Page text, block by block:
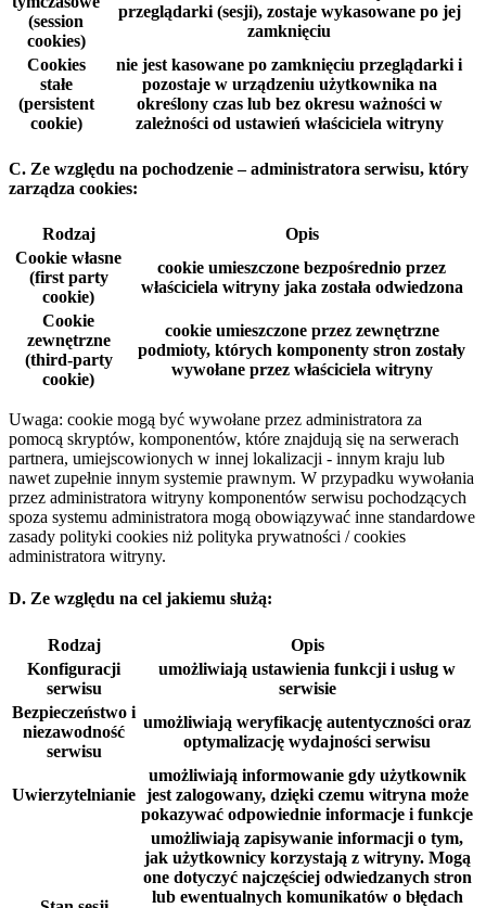
(session
cookies)
przeglądarki (sesji), zostaje wykasowane po jej
zamknięciu
Cookies
stałe
(persistent
cookie)
nie jest kasowane po zamknięciu przeglądarki i
pozostaje w urządzeniu użytkownika na
określony czas lub bez okresu ważności w
zależności od ustawień właściciela witryny
C. Ze względu na pochodzenie – administratora serwisu, który
zarządza cookies:
Rodzaj
Opis
Cookie własne
(first party
cookie)
cookie umieszczone bezpośrednio przez
właściciela witryny jaka została odwiedzona
Cookie
zewnętrzne
(third-party
cookie)
cookie umieszczone przez zewnętrzne
podmioty, których komponenty stron zostały
wywołane przez właściciela witryny
Uwaga: cookie mogą być wywołane przez administratora za
pomocą skryptów, komponentów, które znajdują się na serwerach
partnera, umiejscowionych w innej lokalizacji - innym kraju lub
nawet zupełnie innym systemie prawnym. W przypadku wywołania
przez administratora witryny komponentów serwisu pochodzących
spoza systemu administratora mogą obowiązywać inne standardowe
zasady polityki cookies niż polityka prywatności / cookies
administratora witryny.
D. Ze względu na cel jakiemu służą:
Rodzaj
Opis
Konfiguracji
serwisu
umożliwiają ustawienia funkcji i usług w
serwisie
Bezpieczeństwo i
niezawodność
serwisu
umożliwiają weryfikację autentyczności oraz
optymalizację wydajności serwisu
Uwierzytelnianie
umożliwiają informowanie gdy użytkownik
jest zalogowany, dzięki czemu witryna może
pokazywać odpowiednie informacje i funkcje
umożliwiają zapisywanie informacji o tym,
jak użytkownicy korzystają z witryny. Mogą
one dotyczyć najczęściej odwiedzanych stron
lub ewentualnych komunikatów o błędach